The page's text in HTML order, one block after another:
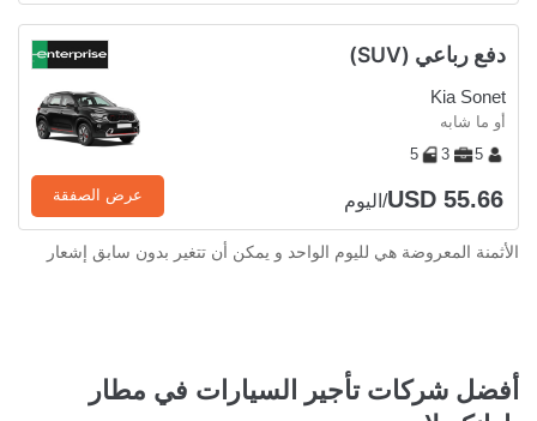
دفع رباعي (SUV)
Kia Sonet
أو ما شابه
5
3
5
USD 55.66/اليوم عرض الصفقة
الأثمنة المعروضة هي لليوم الواحد و يمكن أن تتغير بدون سابق إشعار
أفضل شركات تأجير السيارات في مطار